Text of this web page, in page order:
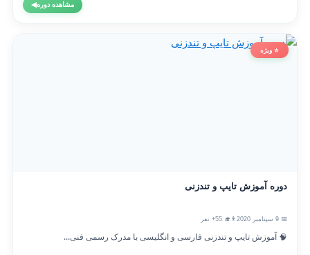
مشاهده دوره◀
⭐ ویژه
دوره آموزش تایپ و تندزنی
👨‍🎓 55+ نفر
🧠 آموزش تایپ و تندزنی فارسی و انگلیسی با مدرک رسمی فنی...